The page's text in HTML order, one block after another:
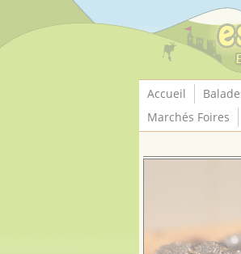
Accueil
Marchés Foires
Panneau de gestion des cookies